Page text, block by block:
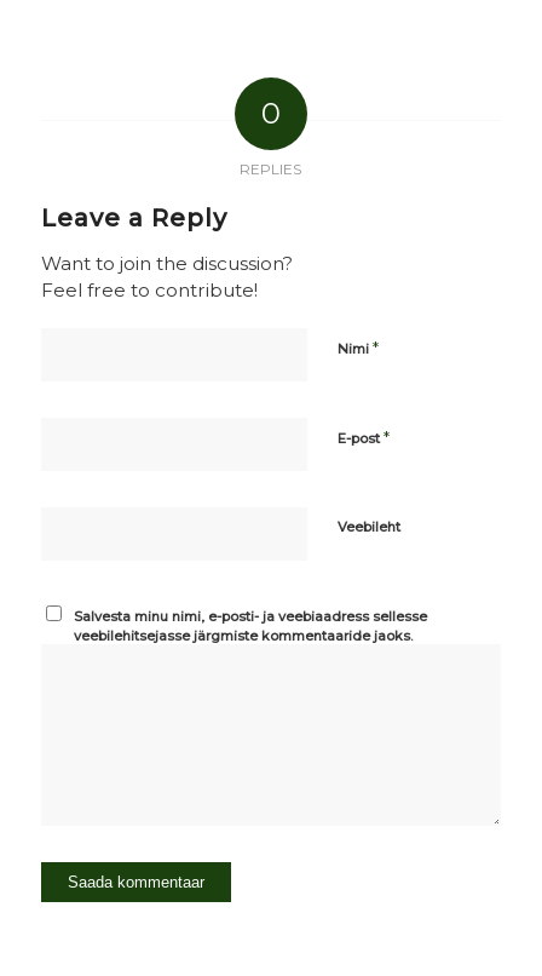
0
REPLIES
Leave a Reply
Want to join the discussion?
Feel free to contribute!
Nimi *
E-post*
Veebileht
Salvesta minu nimi, e-posti- ja veebiaadress sellesse
veebilehitsejasse järgmiste kommentaaride jaoks.